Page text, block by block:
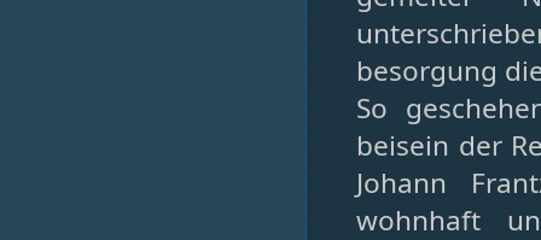
besorgung
So
beisein der
Johann
wohnhaft